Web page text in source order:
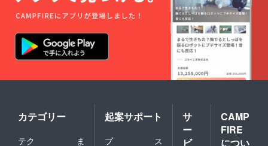
カテゴリー
テク
ま
起案サポート
プ
ス
サ
ー
ビ
CAMP
FIRE
につい